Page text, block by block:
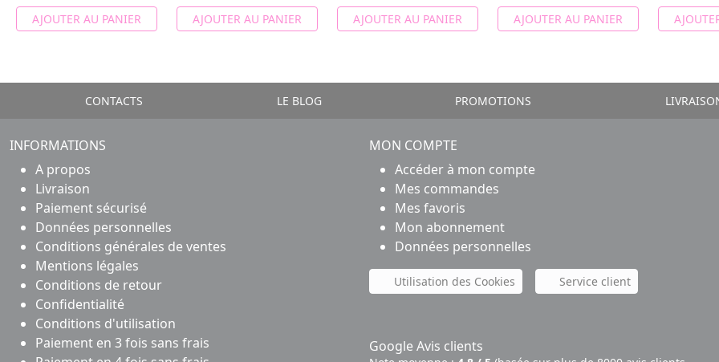
AJOUTER AU PANIER AJOUTER AU PANIER AJOUTER AU PANIER AJOUTER AU PANIER
CONTACTS LE BLOG PROMOTIONS
INFORMATIONS
A propos
Livraison
Paiement sécurisé
Données personnelles
Conditions générales de ventes
Mentions légales
Conditions de retour
Confidentialité
Conditions d'utilisation
Paiement en 3 fois sans frais
MON COMPTE
Accéder à mon compte
Mes commandes
Mes favoris
Mon abonnement
Données personnelles
Utilisation des Cookies Service client
Google Avis clients